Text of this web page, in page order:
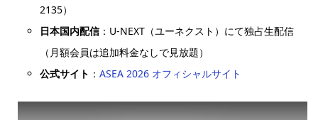
2135）
日本国内配信：U-NEXT（ユーネクスト）にて独占生配信
（月額会員は追加料金なしで見放題）
公式サイト ：ASEA 2026 オフィシャルサイト